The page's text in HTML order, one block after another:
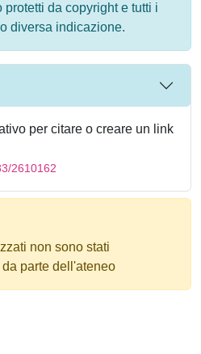
protetti da copyright e tutti i
diversa indicazione.
per citare o creare un link
2610162
non sono stati
parte dell'ateneo